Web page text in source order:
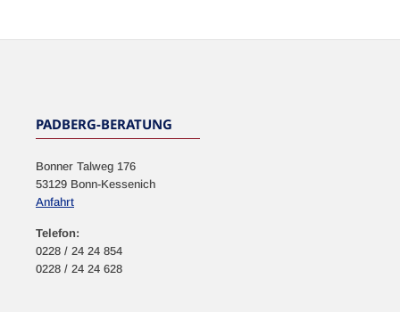
NEWSLETTER
PADBERG-BERATUNG
Bonner Talweg 176
53129 Bonn-Kessenich
Anfahrt
Telefon:
0228 / 24 24 854
0228 / 24 24 628